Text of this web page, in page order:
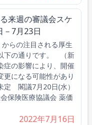
来週の審議会スケ
7月23日
らの注目される厚生
下の通りです。 （新
症の影響により、開催
更になる可能性があり
定 閣議7月20日(水）
保険医療協議会 薬価
2022年7月16日